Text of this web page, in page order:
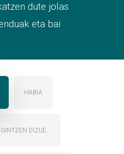
dute jolas
eta bai
HABIA
DIZUE…